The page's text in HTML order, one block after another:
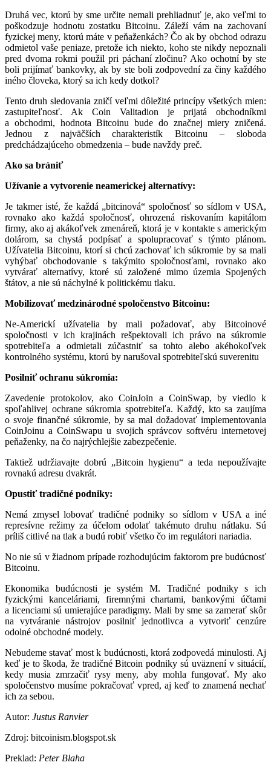
Druhá vec, ktorú by sme určite nemali prehliadnuť je, ako veľmi to
poškodzuje hodnotu zostatku Bitcoinu. Záleží vám na zachovaní
fyzickej meny, ktorú máte v peňaženkách? Čo ak by obchod odrazu
odmietol vaše peniaze, pretože ich niekto, koho ste nikdy nepoznali
pred dvoma rokmi použil pri páchaní zločinu? Ako ochotní by ste
boli prijímať bankovky, ak by ste boli zodpovední za činy každého
iného človeka, ktorý sa ich kedy dotkol?
Tento druh sledovania zničí veľmi dôležité princípy všetkých mien:
zastupiteľnosť. Ak Coin Valitadion je prijatá obchodníkmi
a obchodmi, hodnota Bitcoinu bude do značnej miery zničená.
Jednou z najväčších charakteristík Bitcoinu – sloboda
predchádzajúceho obmedzenia – bude navždy preč.
Ako sa brániť
Užívanie a vytvorenie neamerickej alternatívy:
Je takmer isté, že každá „bitcinová“ spoločnosť so sídlom v USA,
rovnako ako každá spoločnosť, ohrozená riskovaním kapitálom
firmy, ako aj akákoľvek zmenáreň, ktorá je v kontakte s americkým
dolárom, sa chystá podpísať a spolupracovať s týmto plánom.
Užívatelia Bitcoinu, ktorí si chcú zachovať ich súkromie by sa mali
vyhýbať obchodovanie s takýmito spoločnosťami, rovnako ako
vytvárať alternatívy, ktoré sú založené mimo územia Spojených
štátov, a nie sú náchylné k politickému tlaku.
Mobilizovať medzinárodné spoločenstvo Bitcoinu:
Ne-Americkí užívatelia by mali požadovať, aby Bitcoinové
spoločnosti v ich krajinách rešpektovali ich právo na súkromie
spotrebiteľa a odmietali zúčastniť sa tohto alebo akéhokoľvek
kontrolného systému, ktorú by narušoval spotrebiteľskú suverenitu
Posilniť ochranu súkromia:
Zavedenie protokolov, ako CoinJoin a CoinSwap, by viedlo k
spoľahlivej ochrane súkromia spotrebiteľa. Každý, kto sa zaujíma
o svoje finančné súkromie, by sa mal dožadovať implementovania
CoinJoinu a CoinSwapu u svojich správcov softvéru internetovej
peňaženky, na čo najrýchlejšie zabezpečenie.
Taktiež udržiavajte dobrú „Bitcoin hygienu“ a teda nepoužívajte
rovnakú adresu dvakrát.
Opustiť tradičné podniky:
Nemá zmysel lobovať tradičné podniky so sídlom v USA a iné
represívne režimy za účelom odolať takémuto druhu nátlaku. Sú
príliš citlivé na tlak a budú robiť všetko čo im regulátori nariadia.
No nie sú v žiadnom prípade rozhodujúcim faktorom pre budúcnosť
Bitcoinu.
Ekonomika budúcnosti je systém M. Tradičné podniky s ich
fyzickými kanceláriami, firemnými chartami, bankovými účtami
a licenciami sú umierajúce paradigmy. Mali by sme sa zamerať skôr
na vytváranie nástrojov posilniť jednotlivca a vytvoriť cenzúre
odolné obchodné modely.
Nebudeme stavať most k budúcnosti, ktorá zodpovedá minulosti. Aj
keď je to škoda, že tradičné Bitcoin podniky sú uväznení v situácií,
kedy musia zmrzačiť rysy meny, aby mohla fungovať. My ako
spoločenstvo musíme pokračovať vpred, aj keď to znamená nechať
ich za sebou.
Autor: Justus Ranvier
Zdroj: bitcoinism.blogspot.sk
Preklad: Peter Blaha